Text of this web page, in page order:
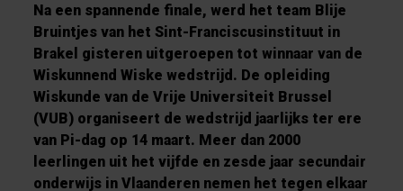
Na een spannende finale, werd het team Blije
Bruintjes van het Sint-Franciscusinstituut in
Brakel gisteren uitgeroepen tot winnaar van de
Wiskunnend Wiske wedstrijd. De opleiding
Wiskunde van de Vrije Universiteit Brussel
(VUB) organiseert de wedstrijd jaarlijks ter ere
van Pi-dag op 14 maart. Meer dan 2000
leerlingen uit het vijfde en zesde jaar secundair
onderwijs in Vlaanderen nemen het tegen elkaar